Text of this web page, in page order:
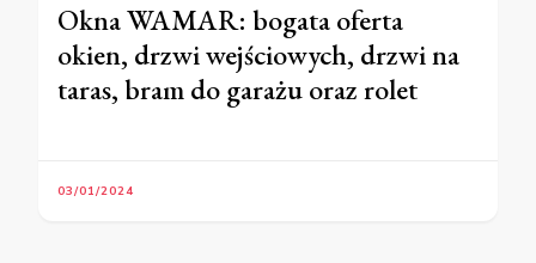
Okna WAMAR: bogata oferta
okien, drzwi wejściowych, drzwi na
taras, bram do garażu oraz rolet
03/01/2024